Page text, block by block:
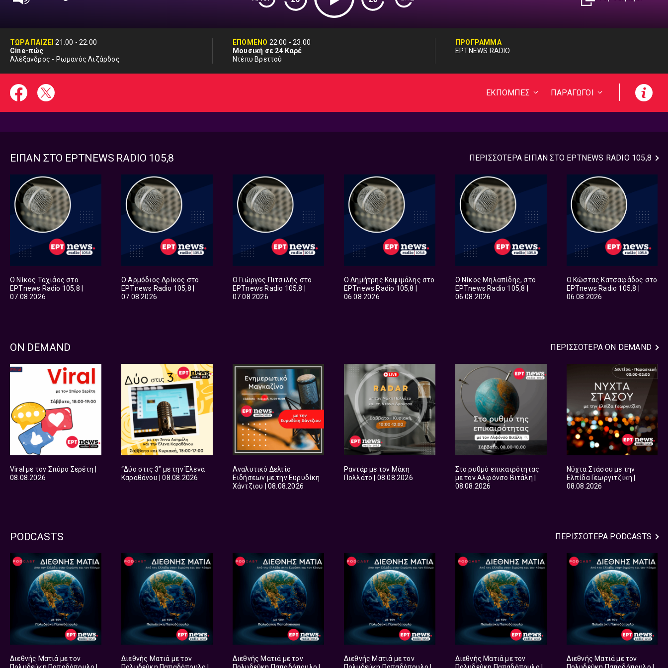
ΤΩΡΑ ΠΑΙΖΕΙ 21:00 -22:00
Cine-πώς
Αλέξανδρος - Ρωμανός Λιζάρδος
ΕΠΟΜΕΝΟ 22:00 -23:00
Μουσική σε 24 Καρέ
Ντέπυ Βρεττού
ΠΡΟΓΡΑΜΜΑ
ΕΡΤNEWS RADIO
ΕΚΠΟΜΠΕΣ ΠΑΡΑΓΩΓΟΙ
ΕΙΠΑΝ ΣΤΟ ΕΡΤNEWS RADIO 105,8 ΠΕΡΙΣΣΟΤΕΡΑ ΕΙΠΑΝ ΣΤΟ ΕΡΤNEWS RADIO 105,8
Ο Νίκος Ταχιάος στο
ΕΡΤnews Radio 105,8 |
07.08.2026
Ο Αρμόδιος Δρίκος στο
ΕΡΤnews Radio 105,8 |
07.08.2026
Ο Γιώργος Πιτσιλής στο
ΕΡΤnews Radio 105,8 |
07.08.2026
Ο Δημήτρης Καψιμάλης στο
ΕΡΤnews Radio 105,8 |
06.08.2026
Ο Νίκος Μηλαπίδης, στο
ΕΡΤnews Radio 105,8 |
06.08.2026
Ο Κώστας Κατσαφάδος στο
ΕΡΤnews Radio 105,8 |
06.08.2026
ON DEMAND ΠΕΡΙΣΣΟΤΕΡΑON DEMAND
Viral με τον Σπύρο Σερέτη |
08.08.2026
“Δύο στις 3” με την Έλενα
Καραθάνου | 08.08.2026
Αναλυτικό Δελτίο
Ειδήσεων με την Ευρυδίκη
Χάντζιου | 08.08.2026
Ραντάρ με τoν Μάκη
Πολλάτο | 08.08.2026
Στο ρυθμό επικαιρότητας
με τον Αλφόνσο Βιτάλη |
08.08.2026
Νύχτα Στάσου με την
Ελπίδα Γεωργιτζίκη |
08.08.2026
PODCASTS ΠΕΡΙΣΣΟΤΕΡΑ PODCASTS
Διεθνής Ματιά με τον
Διεθνής Ματιά με τον
Διεθνής Ματιά με τον
Διεθνής Ματιά με τον
Διεθνής Ματιά με τον
Διεθνής Ματιά με τον